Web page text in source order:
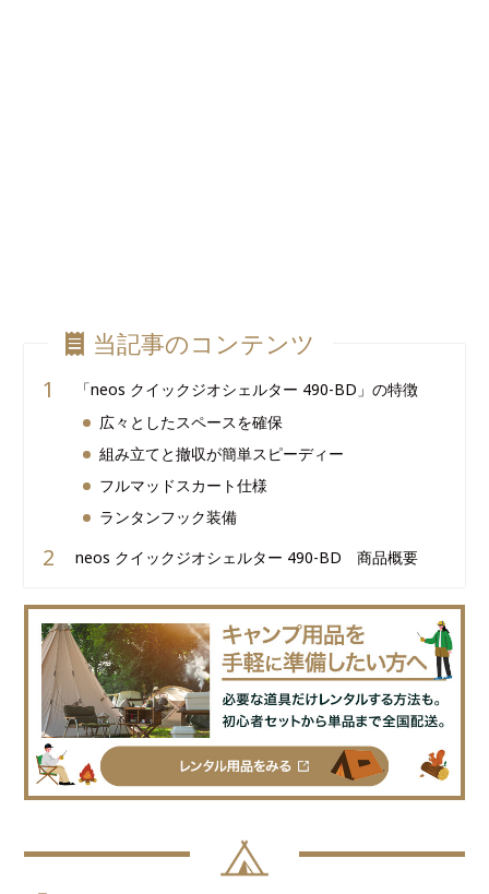
当記事のコンテンツ
「neos クイックジオシェルター 490-BD」の特徴
広々としたスペースを確保
組み立てと撤収が簡単スピーディー
フルマッドスカート仕様
ランタンフック装備
neos クイックジオシェルター 490-BD 商品概要